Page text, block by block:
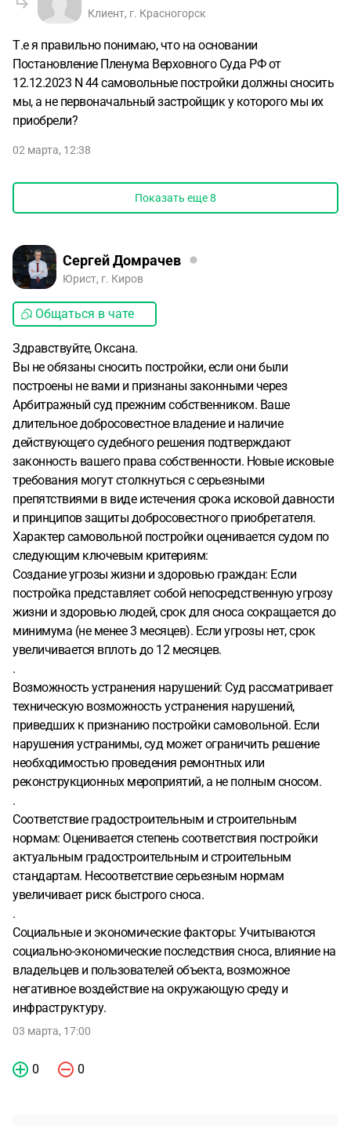
Клиент, г. Красногорск
Т.е я правильно понимаю, что на основании
Постановление Пленума Верховного Суда РФ от
12.12.2023 N 44 самовольные постройки должны сносить
мы, а не первоначальный застройщик у которого мы их
приобрели?
02 марта, 12:38
Показать еще8
Сергей Домрачев
Юрист, г. Киров
Общаться в чате
Здравствуйте, Оксана.
Вы не обязаны сносить постройки, если они были
построены не вами и признаны законными через
Арбитражный суд прежним собственником. Ваше
длительное добросовестное владение и наличие
действующего судебного решения подтверждают
законность вашего права собственности. Новые исковые
требования могут столкнуться с серьезными
препятствиями в виде истечения срока исковой давности
и принципов защиты добросовестного приобретателя.
Характер самовольной постройки оценивается судом по
следующим ключевым критериям:
Создание угрозы жизни и здоровью граждан: Если
постройка представляет собой непосредственную угрозу
жизни и здоровью людей, срок для сноса сокращается до
минимума (не менее 3 месяцев). Если угрозы нет, срок
увеличивается вплоть до 12 месяцев.
.
Возможность устранения нарушений: Суд рассматривает
техническую возможность устранения нарушений,
приведших к признанию постройки самовольной. Если
нарушения устранимы, суд может ограничить решение
необходимостью проведения ремонтных или
реконструкционных мероприятий, а не полным сносом.
.
Соответствие градостроительным и строительным
нормам: Оценивается степень соответствия постройки
актуальным градостроительным и строительным
стандартам. Несоответствие серьезным нормам
увеличивает риск быстрого сноса.
.
Социальные и экономические факторы: Учитываются
социально-экономические последствия сноса, влияние на
владельцев и пользователей объекта, возможное
негативное воздействие на окружающую среду и
инфраструктуру.
03 марта, 17:00
0 0